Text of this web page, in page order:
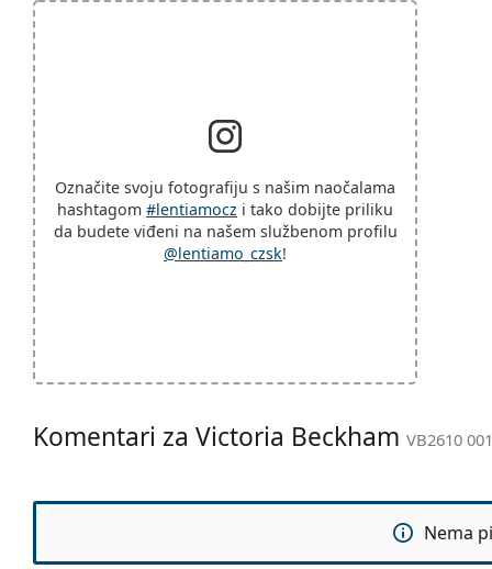
Označite svoju fotografiju s našim naočalama
hashtagom #lentiamocz i tako dobijte priliku
da budete viđeni na našem službenom profilu
@lentiamo_czsk!
Komentari za Victoria Beckham VB2610
Nema